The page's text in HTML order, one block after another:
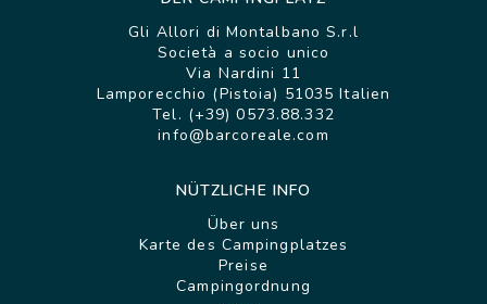
Gli Allori di Montalbano S.r.l
Società a socio unico
Via Nardini 11
Lamporecchio (Pistoia) 51035 Italien
Tel. (+39) 0573.88.332
info@barcoreale.com
NÜTZLICHE INFO
Über uns
Karte des Campingplatzes
Preise
Campingordnung